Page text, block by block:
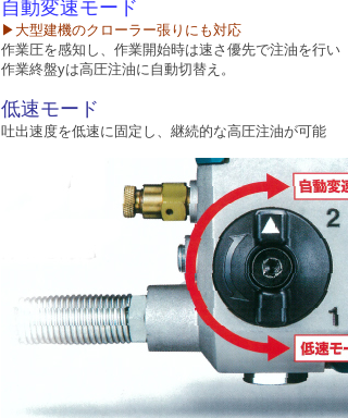
自動変速モード
▶大型建機のクローラー張りにも対応
作業圧を感知し、作業開始時は速さ優先で注油を行い
作業終盤yは高圧注油に自動切替え。
低速モード
吐出速度を低速に固定し、継続的な高圧注油が可能